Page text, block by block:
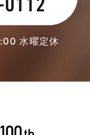
水曜定休